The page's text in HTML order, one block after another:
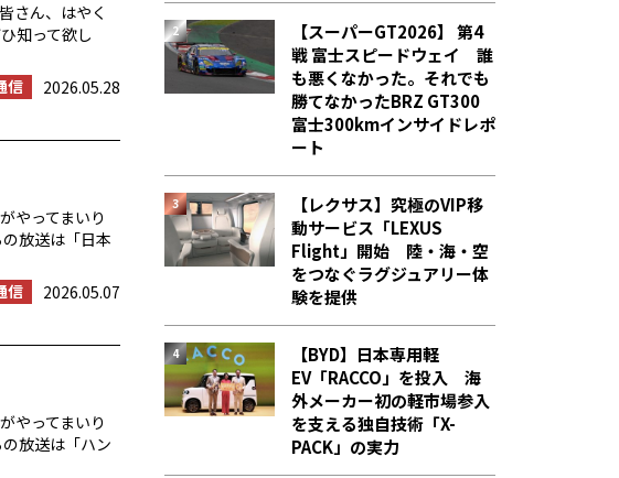
さん、はやく
知って欲し
信
2026.05.28
やってまいり
放送は「日本
信
2026.05.07
やってまいり
放送は「ハン
【スーパーGT2026】 第4
戦 富士スピードウェイ 誰
も悪くなかった。それでも
勝てなかった――BRZ GT300
富士300kmインサイドレポ
ート
【レクサス】究極のVIP移
動サービス「LEXUS
Flight」開始 陸・海・空
をつなぐラグジュアリー体
験を提供
【BYD】日本専用軽
EV「RACCO」を投入 海
外メーカー初の軽市場参入
を支える独自技術「X-
PACK」の実力